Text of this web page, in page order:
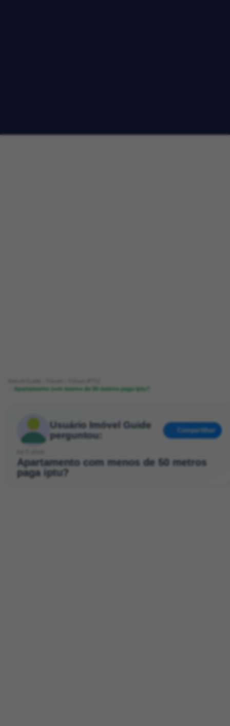
Apartamento com menos de 50 metros paga iptu?
Usuário Imóvel Guide
perguntou:
Compartilhar
Apartamento com menos de 50 metros
paga iptu?